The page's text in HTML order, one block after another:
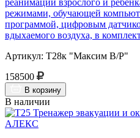
режимами, обучающей
программой, цифровым
вдыхаемого воздуха, в
Артикул: Т28к "Максим В/Р"
158500
В корзину
В наличии